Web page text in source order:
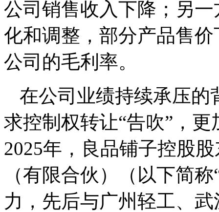
公司销售收入下降；另
化和调整，部分产品售
公司的毛利率。
在公司业绩持续承压的
求控制权转让“告吹”，
2025年，良品铺子控股
（有限合伙）（以下简
力，先后与广州轻工、